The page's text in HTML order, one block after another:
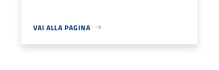
VAI ALLA PAGINA